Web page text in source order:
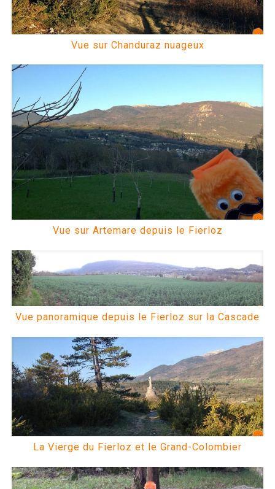
Vue sur Chanduraz nuageux
Vue sur Artemare depuis le Fierloz
Vue panoramique depuis le Fierloz sur la Cascade
La Vierge du Fierloz et le Grand-Colombier